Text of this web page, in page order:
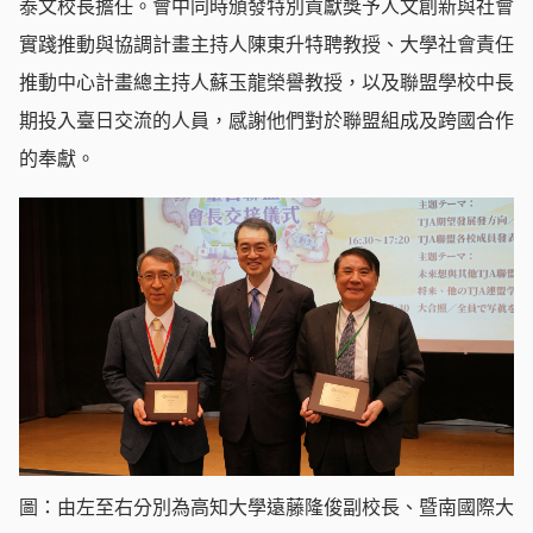
泰文校長擔任。會中同時頒發特別貢獻獎予人文創新與社會
實踐推動與協調計畫主持人陳東升特聘教授、大學社會責任
推動中心計畫總主持人蘇玉龍榮譽教授，以及聯盟學校中長
期投入臺日交流的人員，感謝他們對於聯盟組成及跨國合作
的奉獻。
圖：由左至右分別為高知大學遠藤隆俊副校長、暨南國際大